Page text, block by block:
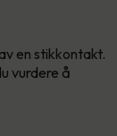
en stikkontakt.
vurdere å